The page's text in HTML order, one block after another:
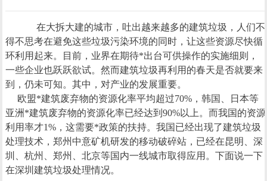
在大拆大建的城市，吐出越来越多的建筑垃圾，人们不
得不思考在避免这些垃圾污染环境的同时，让这些资源尽快循
环利用起来。目前，业界在期待*出台可供操作的实施细则，
一些企业也跃跃欲试。然而建筑垃圾再利用的春天是否就要来
到，仍未可知。其中，对产业的发展重要。
欧盟*建筑废弃物的资源化率平均超过70%，韩国、日本等
亚洲*建筑废弃物的资源化率已经达到90%以上。而我国的资源
利用率才1%，这需要*政策的扶持。我国已经出现了建筑垃圾
处理技术，郑州中意矿机研发的移动破碎站，已经在昆明、深
圳、杭州、郑州、北京等国内一线城市取得应用。下面说一下
在深圳建筑垃圾处理情况。